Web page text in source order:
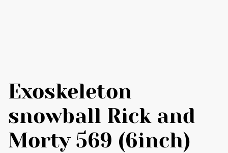
Exoskeleton
snowball Rick and
Morty 569 (6inch)